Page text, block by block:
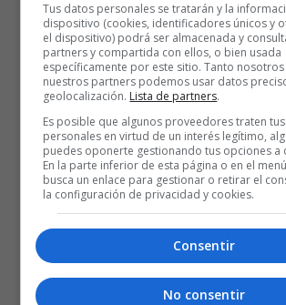
Webb III (5), Balcerowski (6) -quinteto inicial-
Sulejmanovic (3), Duarte (23), Audige (2), Rubit
93- Kosner Baskonia (23+20+22+28):Villar (4),
Radzevicius (0), Frisch (7), Diop (5) -quinteto
Diakite (7), Omoruyi (2), Luwawu-Cabarrot (20).
Árbitros: Carlos Peruga, Carlos Cortés y Fabio
Eliminado por faltas Olek Balcerowski, de
Radzevicius, de Baskonia.
Endesa, disputado en el Palacio de los Deportes
Tus datos personales se tratarán y la
dispositivo (cookies, identificadores únicos y
el dispositivo) podrá ser almacenada y
partners y compartida con ellos, o bien usada
específicamente por este sitio. Tanto
nuestros partners podemos usar datos
geolocalización. Lista de partners.
Es posible que algunos proveedores traten
personales en virtud de un interés legítimo,
puedes oponerte gestionando tus opciones a
En la parte inferior de esta página o en el
busca un enlace para gestionar o retirar el
la configuración de privacidad y cookies.
Consentir
No consentir